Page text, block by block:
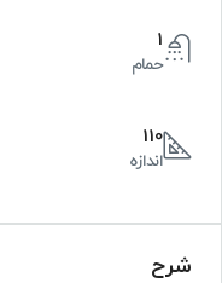
1
حمام
110
اندازه
شرح